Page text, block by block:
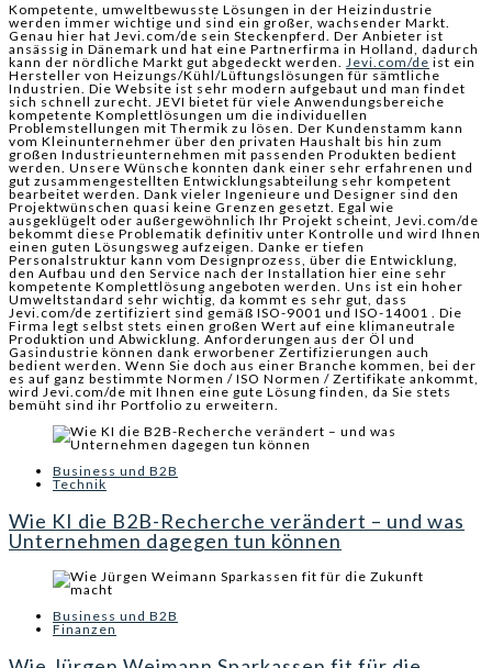
Kompetente, umweltbewusste Lösungen in der Heizindustrie
werden immer wichtige und sind ein großer, wachsender Markt.
Genau hier hat Jevi.com/de sein Steckenpferd. Der Anbieter ist
ansässig in Dänemark und hat eine Partnerfirma in Holland, dadurch
kann der nördliche Markt gut abgedeckt werden. Jevi.com/de ist ein
Hersteller von Heizungs/Kühl/Lüftungslösungen für sämtliche
Industrien. Die Website ist sehr modern aufgebaut und man findet
sich schnell zurecht. JEVI bietet für viele Anwendungsbereiche
kompetente Komplettlösungen um die individuellen
Problemstellungen mit Thermik zu lösen. Der Kundenstamm kann
vom Kleinunternehmer über den privaten Haushalt bis hin zum
großen Industrieunternehmen mit passenden Produkten bedient
werden. Unsere Wünsche konnten dank einer sehr erfahrenen und
gut zusammengestellten Entwicklungsabteilung sehr kompetent
bearbeitet werden. Dank vieler Ingenieure und Designer sind den
Projektwünschen quasi keine Grenzen gesetzt. Egal wie
ausgeklügelt oder außergewöhnlich Ihr Projekt scheint, Jevi.com/de
bekommt diese Problematik definitiv unter Kontrolle und wird Ihnen
einen guten Lösungsweg aufzeigen. Danke er tiefen
Personalstruktur kann vom Designprozess, über die Entwicklung,
den Aufbau und den Service nach der Installation hier eine sehr
kompetente Komplettlösung angeboten werden. Uns ist ein hoher
Umweltstandard sehr wichtig, da kommt es sehr gut, dass
Jevi.com/de zertifiziert sind gemäß ISO-9001 und ISO-14001 . Die
Firma legt selbst stets einen großen Wert auf eine klimaneutrale
Produktion und Abwicklung. Anforderungen aus der Öl und
Gasindustrie können dank erworbener Zertifizierungen auch
bedient werden. Wenn Sie doch aus einer Branche kommen, bei der
es auf ganz bestimmte Normen / ISO Normen / Zertifikate ankommt,
wird Jevi.com/de mit Ihnen eine gute Lösung finden, da Sie stets
bemüht sind ihr Portfolio zu erweitern.
Business und B2B
Technik
Wie KI die B2B-Recherche verändert – und was
Unternehmen dagegen tun können
Business und B2B
Finanzen